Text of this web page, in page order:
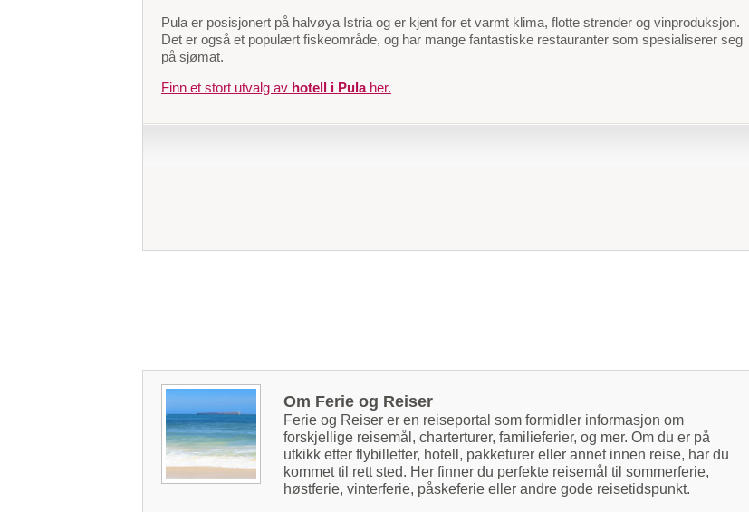
Pula er posisjonert på halvøya Istria og er kjent for et varmt klima, flotte strender og vinproduksjon.
Det er også et populært fiskeområde, og har mange fantastiske restauranter som spesialiserer seg
på sjømat.
Finn et stort utvalg av hotell i Pulaher.
Om Ferie og Reiser
Ferie og Reiser er en reiseportal som formidler informasjon om
forskjellige reisemål, charterturer, familieferier, og mer. Om du er på
utkikk etter flybilletter, hotell, pakketurer eller annet innen reise, har du
kommet til rett sted. Her finner du perfekte reisemål til sommerferie,
høstferie, vinterferie, påskeferie eller andre gode reisetidspunkt.